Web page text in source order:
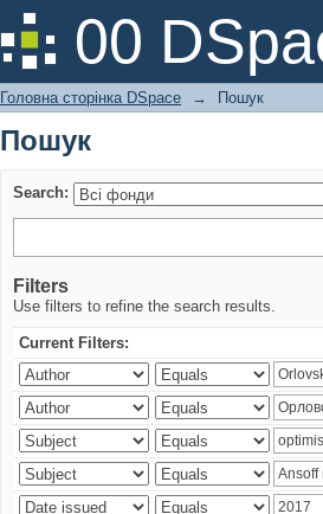
00
Пошук
Головна сторінка DSpace → Пошук
Пошук
Search:
Filters
Use filters to refine the search results.
Current Filters: